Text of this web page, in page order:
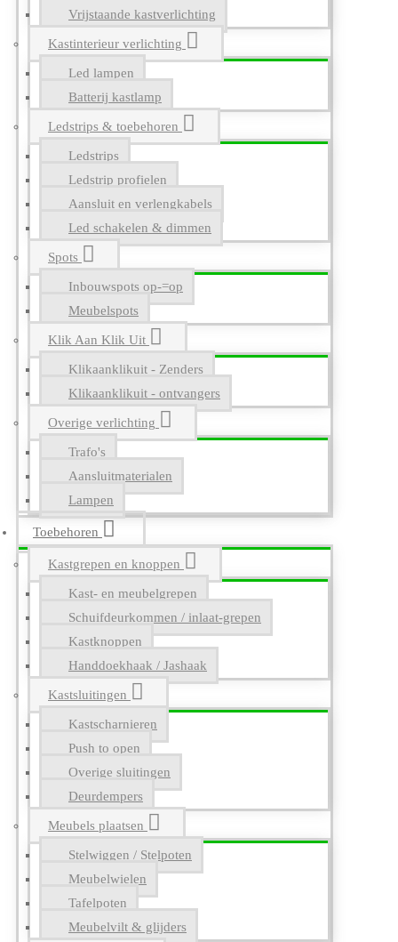
Vrijstaande kastverlichting
Kastinterieur verlichting
Led lampen
Batterij kastlamp
Ledstrips & toebehoren
Ledstrips
Ledstrip profielen
Aansluit en verlengkabels
Led schakelen & dimmen
Spots
Inbouwspots op-=op
Meubelspots
Klik Aan Klik Uit
Klikaanklikuit - Zenders
Klikaanklikuit - ontvangers
Overige verlichting
Trafo's
Aansluitmaterialen
Lampen
Toebehoren
Kastgrepen en knoppen
Kast- en meubelgrepen
Schuifdeurkommen / inlaat-grepen
Kastknoppen
Handdoekhaak / Jashaak
Kastsluitingen
Kastscharnieren
Push to open
Overige sluitingen
Deurdempers
Meubels plaatsen
Stelwiggen / Stelpoten
Meubelwielen
Tafelpoten
Meubelvilt & glijders